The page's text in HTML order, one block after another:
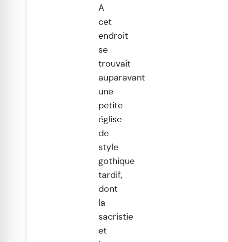
A
cet
endroit
se
trouvait
auparavant
une
petite
église
de
style
gothique
tardif,
dont
la
sacristie
et